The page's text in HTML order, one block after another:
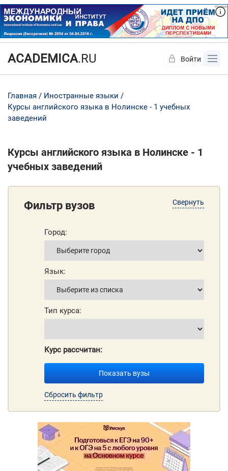
ACADEMICA.RU Войти
Главная
Иностранные языки
Курсы английского языка в Нолинске - 1 учебных
заведений
Курсы английского языка в Нолинске - 1
учебных заведений
Свернуть
Фильтр вузов
Город:
Язык:
Тип курса:
Курс рассчитан:
Показать вузы
Сбросить фильтр
Да Нет